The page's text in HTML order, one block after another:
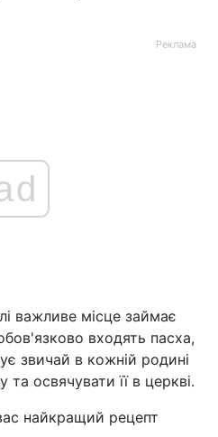
Війна
Політика
Світ
Реклама
важливе місце займає
входять пасха,
звичай в кожній родині
та освячувати її в церкві.
найкращий рецепт